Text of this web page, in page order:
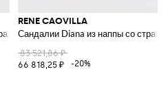
RENE CAOVILLA
Сандалии Diana из наппы со
83 521,86 ₽
66 818,25 ₽
-20%